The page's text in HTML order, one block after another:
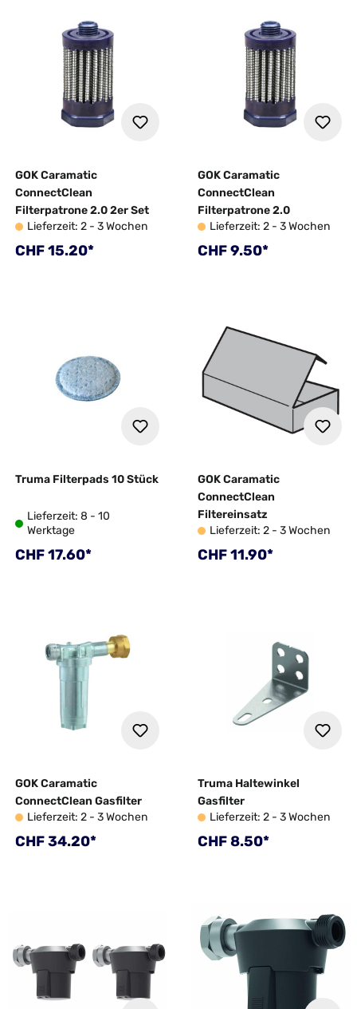
GOK Caramatic
ConnectClean
Filterpatrone 2.0 2er Set
Lieferzeit: 2 - 3 Wochen
Regulärer Preis:
CHF 15.20*
GOK Caramatic
ConnectClean
Filterpatrone 2.0
Lieferzeit: 2 - 3 Wochen
Regulärer Preis:
CHF 9.50*
Truma Filterpads 10 Stück
Lieferzeit: 8 - 10
Werktage
Regulärer Preis:
CHF 17.60*
GOK Caramatic
ConnectClean
Filtereinsatz
Lieferzeit: 2 - 3 Wochen
Regulärer Preis:
CHF 11.90*
GOK Caramatic
ConnectClean Gasfilter
Lieferzeit: 2 - 3 Wochen
Regulärer Preis:
CHF 34.20*
Truma Haltewinkel
Gasfilter
Lieferzeit: 2 - 3 Wochen
Regulärer Preis:
CHF 8.50*